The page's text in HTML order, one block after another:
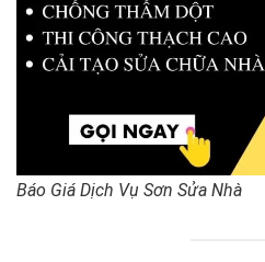
Báo Giá Dịch Vụ Sơn Sửa Nhà